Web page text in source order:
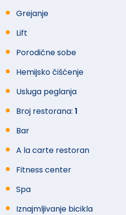
idealnim za parove
Usluga je na bazi noćenja sa
Grejanje
Lift
Porodične sobe
Hemijsko čišćenje
Usluga peglanja
Broj restorana: 1
Bar
A la carte restoran
Fitness center
Spa
Iznajmljivanje bicikla